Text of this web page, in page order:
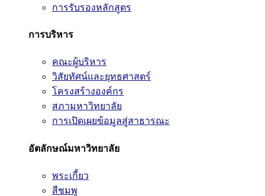
การรับรองหลักสูตร
การบริหาร
คณะผู้บริหาร
วิสัยทัศน์และยุทธศาสตร์
โครงสร้างองค์กร
สภามหาวิทยาลัย
การเปิดเผยข้อมูลสู่สาธารณะ
อัตลักษณ์มหาวิทยาลัย
พระเกี้ยว
สีชมพู